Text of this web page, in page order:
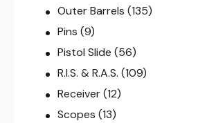
Outer Barrels (135)
Pins (9)
Pistol Slide (56)
R.I.S. & R.A.S. (109)
Receiver (12)
Scopes (13)